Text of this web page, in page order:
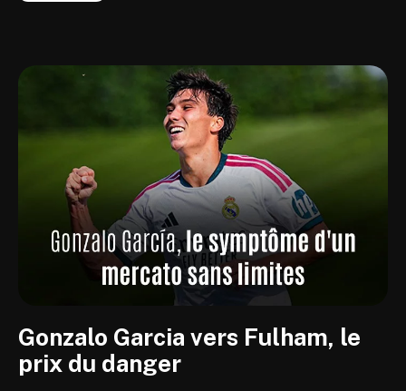
Gonzalo Garcia vers Fulham, le
prix du danger